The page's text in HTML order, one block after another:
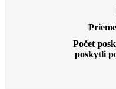
Počet
poskytli